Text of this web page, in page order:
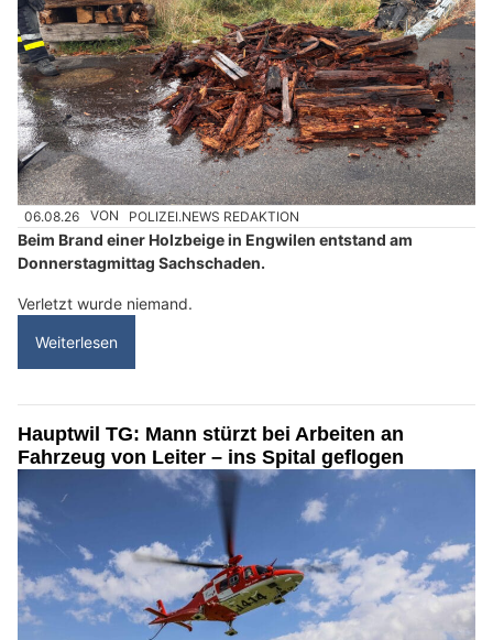
06.08.26 VON POLIZEI.NEWS REDAKTION
Beim Brand einer Holzbeige in Engwilen entstand am
Donnerstagmittag Sachschaden.
Verletzt wurde niemand.
Weiterlesen
Hauptwil TG: Mann stürzt bei Arbeiten an
Fahrzeug von Leiter – ins Spital geflogen